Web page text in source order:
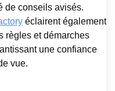
de conseils avisés.
éclairent également
règles et démarches
une confiance
vue.